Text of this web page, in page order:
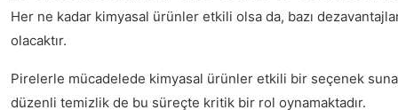
Her ne kadar kimyasal ürünler etkili olsa da, bazı
olacaktır.
Pirelerle mücadelede kimyasal ürünler etkili bir seçenek
düzenli temizlik de bu süreçte kritik bir rol oynamaktadır.